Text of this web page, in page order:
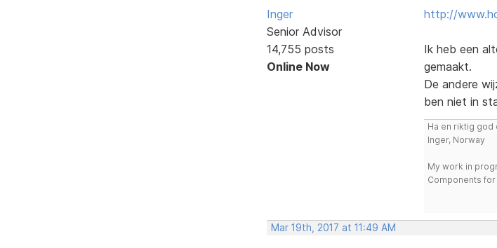
Inger
Senior Advisor
14,755 posts
Online Now
http://
Ik heb een
gemaakt.
De andere
ben niet in
Ha en riktig god
Inger, Norway
My work in
Components for
Mar 19th, 2017 at 11:49 AM